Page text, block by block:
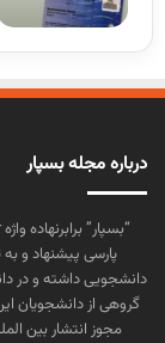
درباره مجله بسپار
پارسی پیشنهاد و
دانشجویی داشته و در
مجوز انتشار بین